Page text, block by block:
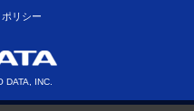
リシー
DATA, INC.